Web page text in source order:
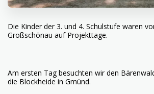
Die Kinder der 3. und 4. Schulstufe waren
Großschönau auf Projekttage.
Am ersten Tag besuchten wir den
die Blockheide in Gmünd.